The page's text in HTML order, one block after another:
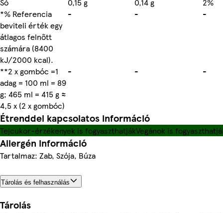
*% Referencia
beviteli érték egy
átlagos felnőtt
számára (8400
kJ/2000 kcal).
- - -
**2 x gombóc =1
adag = 100 ml = 89
g; 465 ml = 415 g ≈
4,5 x (2 x gombóc)
- - -
Étrenddel kapcsolatos információ
Tejcukor-érzékenyek is fogyaszthatjákVegánok is
Allergén információ
Tartalmaz: Zab, Szója, Búza
Tárolás és felhasználás
Tárolás